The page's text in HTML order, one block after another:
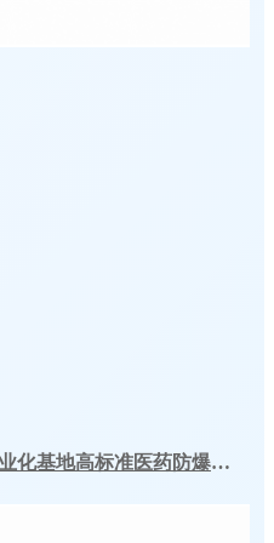
贝达药业（嵊州）创新药产业化基地高标准医药防爆冷库建造工程案例